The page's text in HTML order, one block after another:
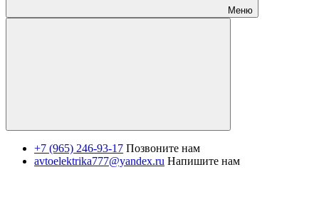
Меню
+7 (965) 246-93-17 Позвоните нам
avtoelektrika777@yandex.ru Напишите нам